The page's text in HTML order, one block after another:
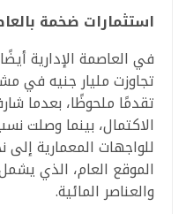
استثمارات ضخمة
في العاصمة الإدارية
تقدمًا ملحوظًا، بعدما
الاكتمال، بينما وصلت
الموقع العام، الذي
والعناصر المائية.